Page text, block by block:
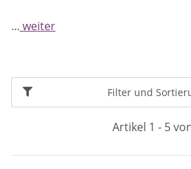
... weiter
Filter und
Artikel 1 - 5